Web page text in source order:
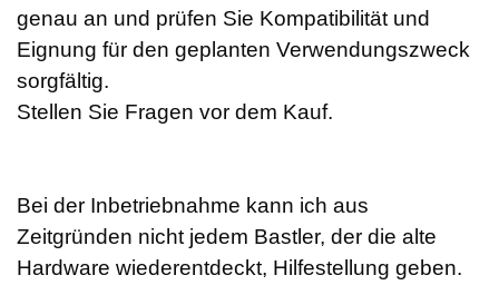
genau an und prüfen Sie Kompatibilität und
Eignung für den geplanten Verwendungszweck
sorgfältig.
Stellen Sie Fragen vor dem Kauf.
Bei der Inbetriebnahme kann ich aus
Zeitgründen nicht jedem Bastler, der die alte
Hardware wiederentdeckt, Hilfestellung geben.